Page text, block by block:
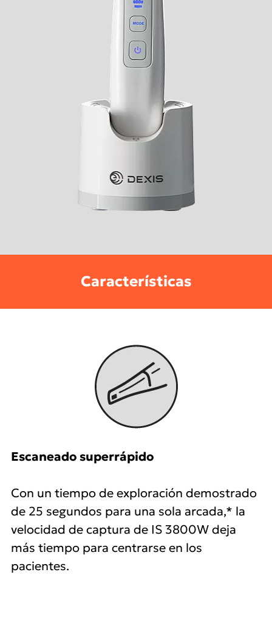
Características
Escaneado superrápido
Con un tiempo de exploración demostrado
de 25 segundos para una sola arcada,* la
velocidad de captura de IS 3800W deja
más tiempo para centrarse en los
pacientes.